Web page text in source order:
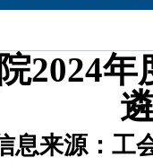
2024
息来源：工